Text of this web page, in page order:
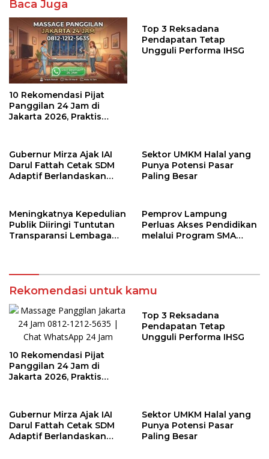
Baca Juga
10 Rekomendasi Pijat
Panggilan 24 Jam di
Jakarta 2026, Praktis
Top 3 Reksadana
Pendapatan Tetap
Ungguli Performa IHSG
Gubernur Mirza Ajak IAI
Darul Fattah Cetak SDM
Adaptif Berlandaskan
Sektor UMKM Halal yang
Punya Potensi Pasar
Paling Besar
Meningkatnya Kepedulian
Publik Diiringi Tuntutan
Transparansi Lembaga
Pemprov Lampung
Perluas Akses Pendidikan
melalui Program SMA
Rekomendasi untuk kamu
10 Rekomendasi Pijat
Panggilan 24 Jam di
Jakarta 2026, Praktis
Top 3 Reksadana
Pendapatan Tetap
Ungguli Performa IHSG
Gubernur Mirza Ajak IAI
Darul Fattah Cetak SDM
Adaptif Berlandaskan
Sektor UMKM Halal yang
Punya Potensi Pasar
Paling Besar